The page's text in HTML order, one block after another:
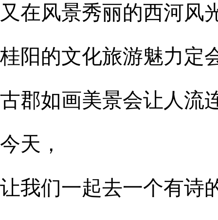
又在风景秀丽的西河风
桂阳的文化旅游魅力定
古郡如画美景会让人
今天，
让我们一起去一个有诗